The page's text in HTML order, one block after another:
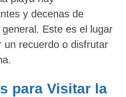
y decenas de
Este es el lugar
un recuerdo o disfrutar
para Visitar la